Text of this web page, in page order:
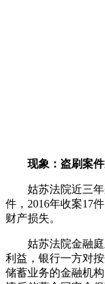
现象：盗刷案
姑苏法院近三年来
件，2016年收案17
财产损失。
姑苏法院金融庭王
利益，银行一方对
储蓄业务的金融机